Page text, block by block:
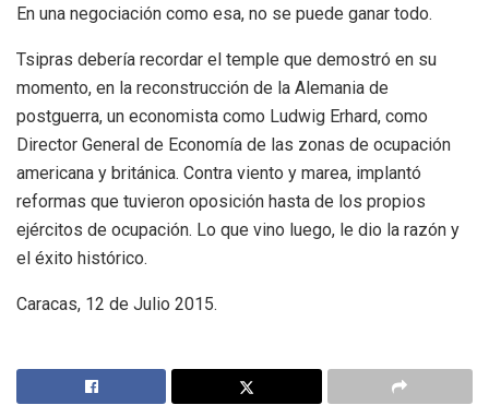
En una negociación como esa, no se puede ganar todo.
Tsipras debería recordar el temple que demostró en su
momento, en la reconstrucción de la Alemania de
postguerra, un economista como Ludwig Erhard, como
Director General de Economía de las zonas de ocupación
americana y británica. Contra viento y marea, implantó
reformas que tuvieron oposición hasta de los propios
ejércitos de ocupación. Lo que vino luego, le dio la razón y
el éxito histórico.
Caracas, 12 de Julio 2015.